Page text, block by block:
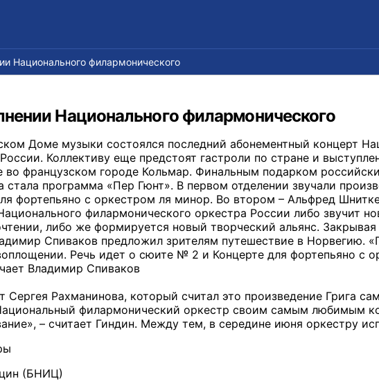
Национального филармонического
Национального филармонического
Доме музыки состоялся последний абонементный концерт
Коллективу еще предстоят гастроли по стране и
во французском городе Кольмар. Финальным подарком
стала программа «Пер Гюнт». В первом отделении звучали
фортепьяно с оркестром ля минор. Во втором – Альфред
филармонического оркестра России либо звучит
либо же формируется новый творческий альянс.
Спиваков предложил зрителям путешествие в Норвегию.
Речь идет о сюите № 2 и Концерте для фортепьяно с
Владимир Спиваков
Сергея Рахманинова, который считал это произведение Грига
филармонический оркестр своим самым любимым
– считает Гиндин. Между тем, в середине июня оркестру
(БНИЦ)